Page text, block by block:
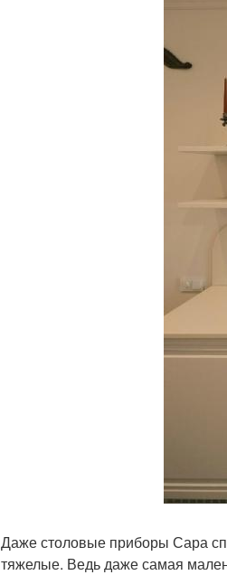
Даже столовые приборы Сара
тяжелые. Ведь даже самая